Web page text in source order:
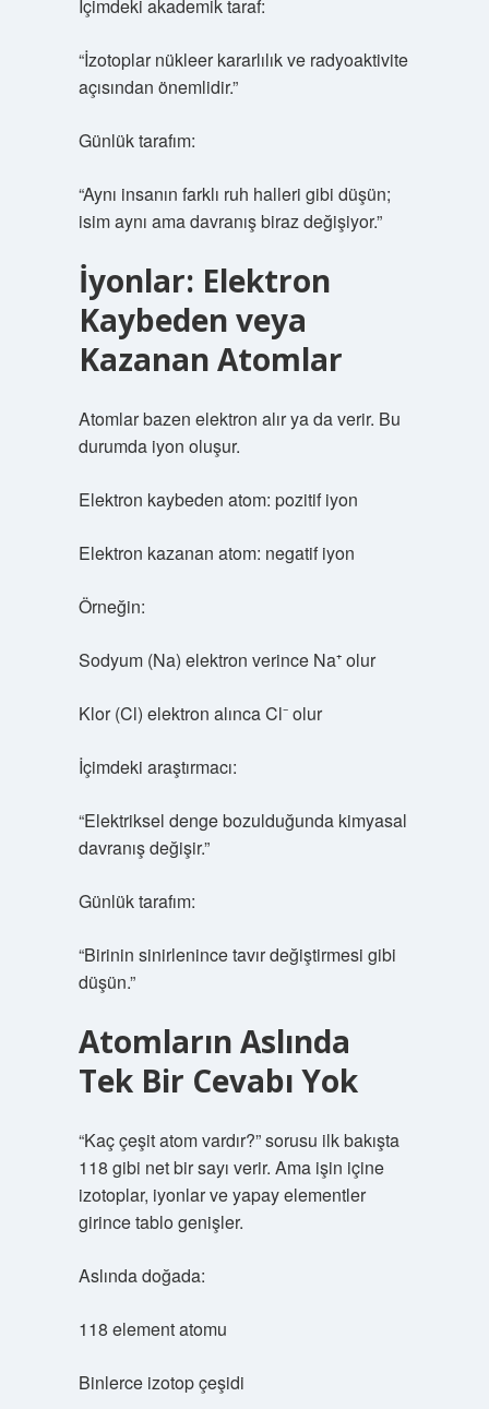
İçimdeki akademik taraf:
“İzotoplar nükleer kararlılık ve radyoaktivite
açısından önemlidir.”
Günlük tarafım:
“Aynı insanın farklı ruh halleri gibi düşün;
isim aynı ama davranış biraz değişiyor.”
İyonlar: Elektron
Kaybeden veya
Kazanan Atomlar
Atomlar bazen elektron alır ya da verir. Bu
durumda iyon oluşur.
Elektron kaybeden atom: pozitif iyon
Elektron kazanan atom: negatif iyon
Örneğin:
Sodyum (Na) elektron verince Na⁺ olur
Klor (Cl) elektron alınca Cl⁻ olur
İçimdeki araştırmacı:
“Elektriksel denge bozulduğunda kimyasal
davranış değişir.”
Günlük tarafım:
“Birinin sinirlenince tavır değiştirmesi gibi
düşün.”
Atomların Aslında
Tek Bir Cevabı Yok
“Kaç çeşit atom vardır?” sorusu ilk bakışta
118 gibi net bir sayı verir. Ama işin içine
izotoplar, iyonlar ve yapay elementler
girince tablo genişler.
Aslında doğada:
118 element atomu
Binlerce izotop çeşidi